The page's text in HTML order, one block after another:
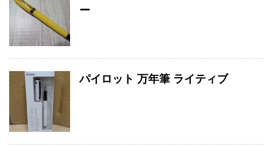
ー
パイロット 万年筆 ライティブ